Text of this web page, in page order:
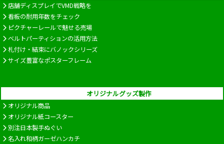
店舗ディスプレイでVMD戦略を
看板の耐用年数をチェック
ピクチャーレールで魅せる売場
ベルトパーティションの活用方法
札付け・結束にバノックシリーズ
サイズ豊富なポスターフレーム
オリジナルグッズ製作
オリジナル商品
オリジナル紙コースター
別注日本製手ぬぐい
名入れ和柄ガーゼハンカチ